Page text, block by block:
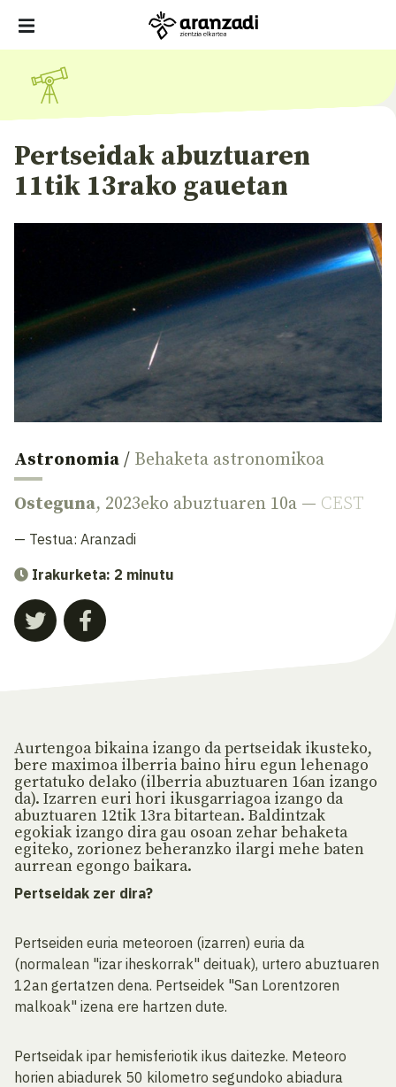
Pertseidak abuztuaren
11tik 13rako gauetan
Astronomia / Behaketa astronomikoa
Osteguna, 2023eko abuztuaren 10a — CEST
— Testua: Aranzadi
Irakurketa: 2 minutu
Aurtengoa bikaina izango da pertseidak ikusteko,
bere maximoa ilberria baino hiru egun lehenago
gertatuko delako (ilberria abuztuaren 16an izango
da). Izarren euri hori ikusgarriagoa izango da
abuztuaren 12tik 13ra bitartean. Baldintzak
egokiak izango dira gau osoan zehar behaketa
egiteko, zorionez beheranzko ilargi mehe baten
aurrean egongo baikara.
Pertseidak zer dira?
Pertseiden euria meteoroen (izarren) euria da
(normalean "izar iheskorrak" deituak), urtero abuztuaren
12an gertatzen dena. Pertseidek "San Lorentzoren
malkoak" izena ere hartzen dute.
Pertseidak ipar hemisferiotik ikus daitezke. Meteoro
horien abiadurek 50 kilometro segundoko abiadura